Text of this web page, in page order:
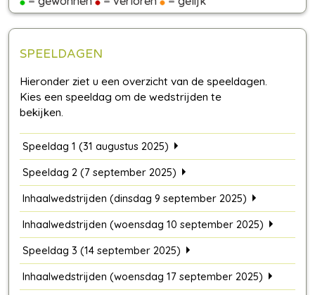
SPEELDAGEN
Speeldag 1 (31 augustus 2025)
Speeldag 2 (7 september 2025)
Inhaalwedstrijden (dinsdag 9 september 2025)
Inhaalwedstrijden (woensdag 10 september 2025)
Speeldag 3 (14 september 2025)
Inhaalwedstrijden (woensdag 17 september 2025)